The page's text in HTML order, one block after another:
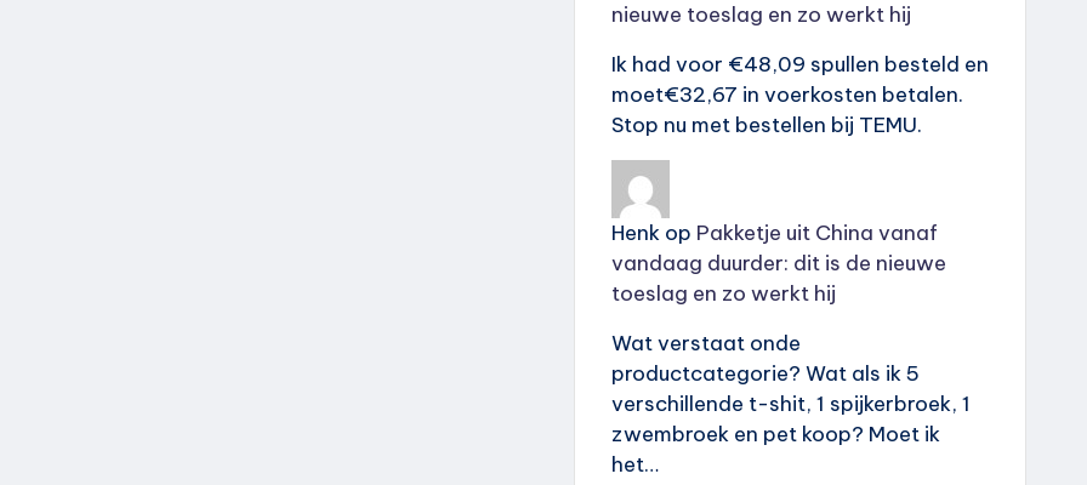
nieuwe toeslag en zo werkt hij
Ik had voor €48,09 spullen besteld en
moet€32,67 in voerkosten betalen.
Stop nu met bestellen bij TEMU.
Henkop Pakketje uit China vanaf
vandaag duurder: dit is de nieuwe
toeslag en zo werkt hij
Wat verstaat onde
productcategorie? Wat als ik 5
verschillende t-shit, 1 spijkerbroek, 1
zwembroek en pet koop? Moet ik
het…